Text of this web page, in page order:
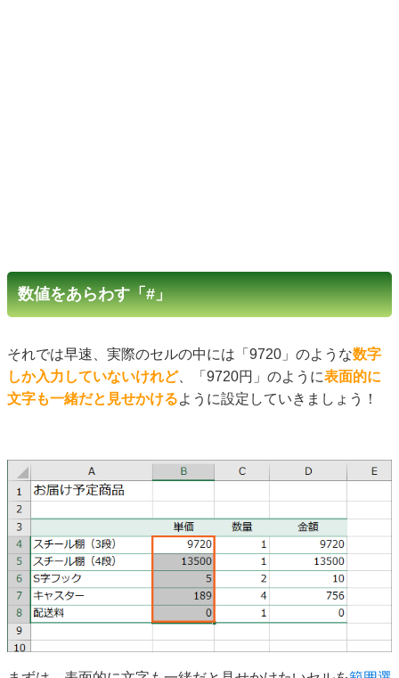
数値をあらわす「#」
それでは早速、実際のセルの中には「9720」のような数字
しか入力していないけれど、「9720円」のように表面的に
文字も一緒だと見せかけるように設定していきましょう！